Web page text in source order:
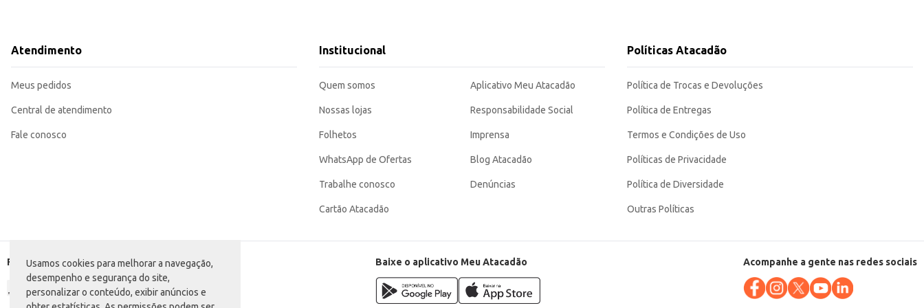
Usamos cookies para melhorar a navegação,
desempenho e segurança do site,
personalizar o conteúdo, exibir anúncios e
Atendimento
Meus pedidos
Central de atendimento
Fale conosco
Institucional
Quem somos
Nossas lojas
Folhetos
WhatsApp de Ofertas
Trabalhe conosco
Cartão Atacadão
Aplicativo Meu Atacadão
Responsabilidade Social
Imprensa
Blog Atacadão
Denúncias
Políticas Atacadão
Política de Trocas e Devoluções
Política de Entregas
Termos e Condições de Uso
Políticas de Privacidade
Política de Diversidade
Outras Políticas
Formas de pagamento Baixe o aplicativo Meu Atacadão Acompanhe a gente nas redes sociais